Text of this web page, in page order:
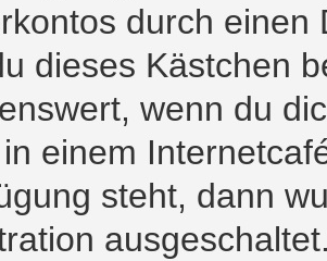
durch
dieses Kästchen
wenn du
einem
steht, dann